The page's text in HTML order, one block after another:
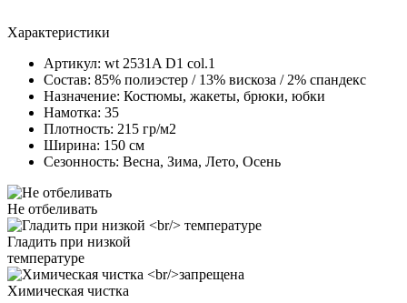
Характеристики
Артикул: wt 2531A D1 col.1
Состав: 85% полиэстер / 13% вискоза / 2% спандекс
Назначение: Костюмы, жакеты, брюки, юбки
Намотка: 35
Плотность: 215 гр/м2
Ширина: 150 см
Сезонность: Весна, Зима, Лето, Осень
Не отбеливать
Гладить при низкой
температуре
Химическая чистка